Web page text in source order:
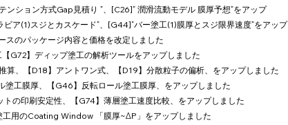
ション方式Gap見積り ”、[C26]” 潤滑流動モデル 膜厚予想”をアップ
(1)スジとカスケード”、[G44]”バー塗工(1)膜厚とスジ限界速度”をアップ
のパッケージ内容と価格を改定しました
】ディップ塗工の解析ツールをアップしました
、【D18】アントワン式、【D19】分散粒子の偏析、をアップしました
工膜厚、【G46】反転ロール塗工膜厚、をアップしました
の印刷安定性、【G74】薄層塗工速度比較、をアップしました
用のCoating Window 「膜厚~ΔP」をアップしました